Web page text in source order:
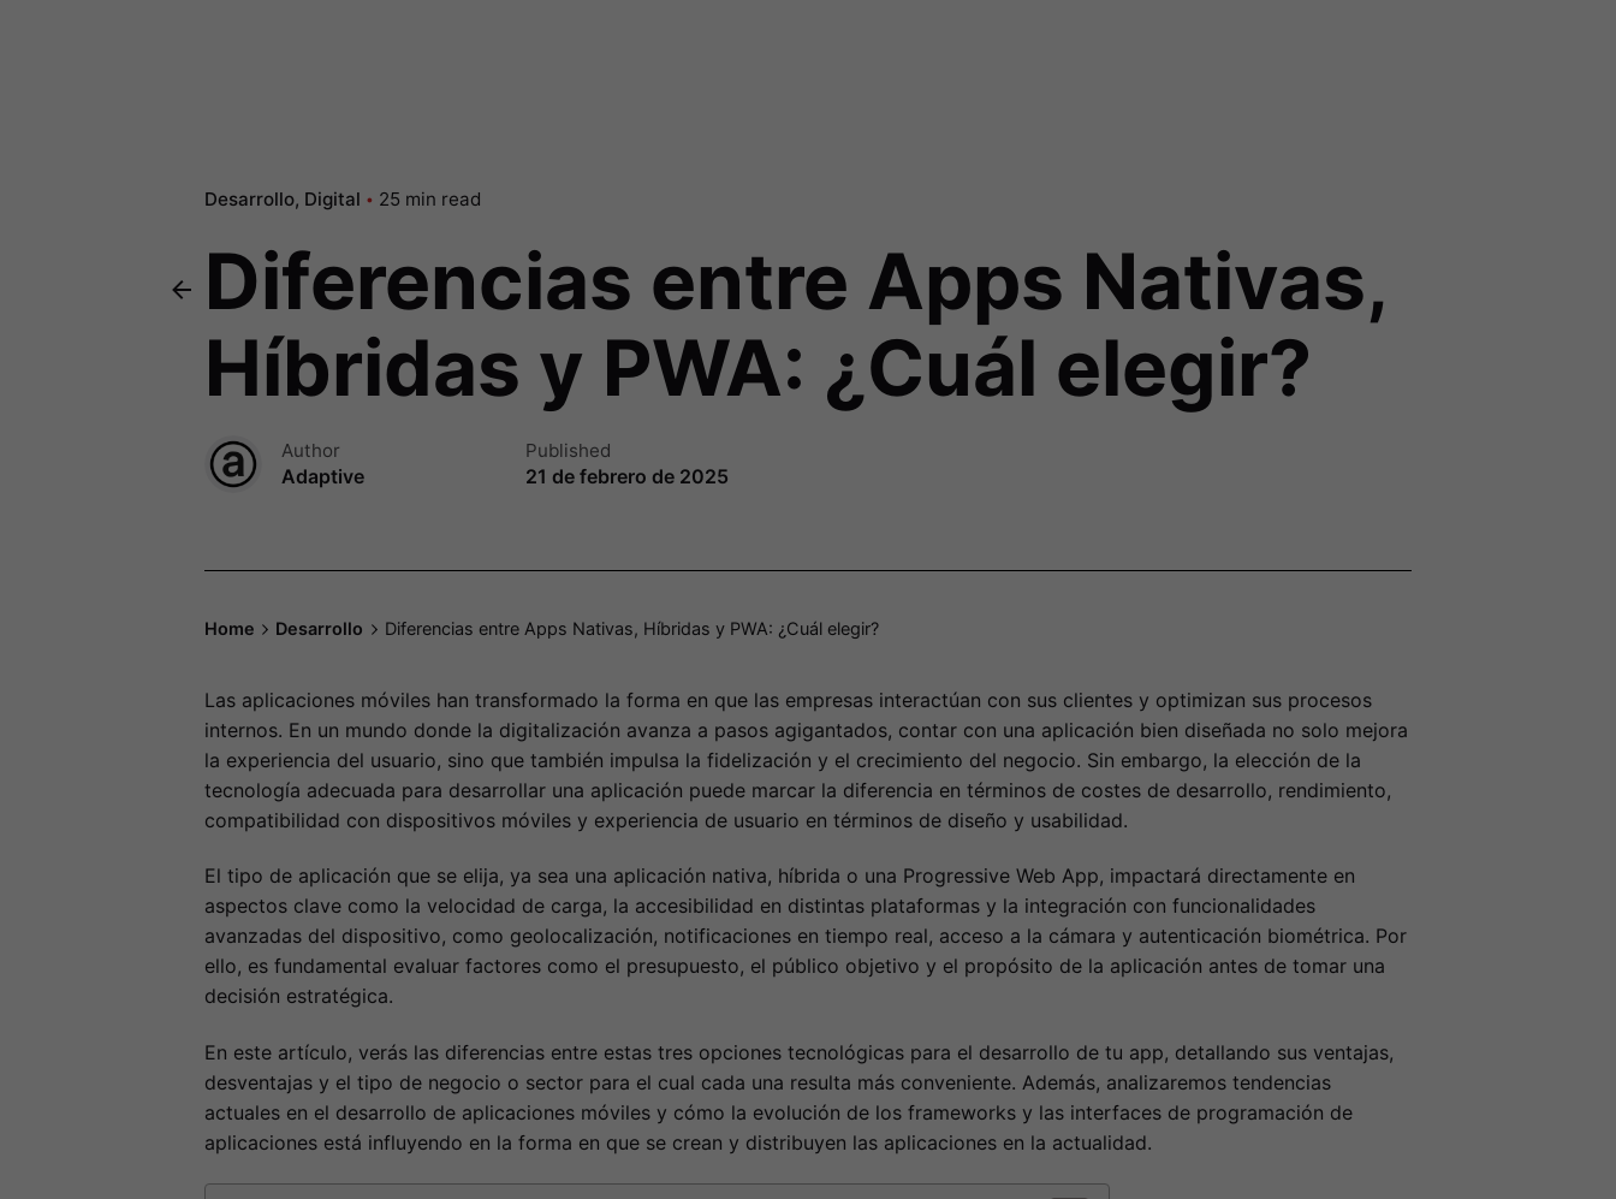
Desarrollo Digital 25 min read
Diferencias entre Apps Nativas,
Híbridas y PWA: ¿Cuál elegir?
Author
Adaptive
Published
21 de febrero de 2025
Home Desarrollo Diferencias entre Apps Nativas, Híbridas y PWA: ¿Cuál elegir?
Las aplicaciones móviles han transformado la forma en que las empresas interactúan con sus clientes y optimizan sus procesos
internos. En un mundo donde la digitalización avanza a pasos agigantados, contar con una aplicación bien diseñada no solo mejora
la experiencia del usuario, sino que también impulsa la fidelización y el crecimiento del negocio. Sin embargo, la elección de la
tecnología adecuada para desarrollar una aplicación puede marcar la diferencia en términos de costes de desarrollo, rendimiento,
compatibilidad con dispositivos móviles y experiencia de usuario en términos de diseño y usabilidad.
El tipo de aplicación que se elija, ya sea una aplicación nativa, híbrida o una Progressive Web App, impactará directamente en
aspectos clave como la velocidad de carga, la accesibilidad en distintas plataformas y la integración con funcionalidades
avanzadas del dispositivo, como geolocalización, notificaciones en tiempo real, acceso a la cámara y autenticación biométrica. Por
ello, es fundamental evaluar factores como el presupuesto, el público objetivo y el propósito de la aplicación antes de tomar una
decisión estratégica.
En este artículo, verás las diferencias entre estas tres opciones tecnológicas para el desarrollo de tu app, detallando sus ventajas,
desventajas y el tipo de negocio o sector para el cual cada una resulta más conveniente. Además, analizaremos tendencias
actuales en el desarrollo de aplicaciones móviles y cómo la evolución de los frameworks y las interfaces de programación de
aplicaciones está influyendo en la forma en que se crean y distribuyen las aplicaciones en la actualidad.